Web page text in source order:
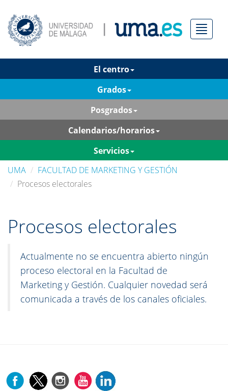
Menú
El centro
Grados
Posgrados
Calendarios/horarios
Servicios
UMA
FACULTAD DE MARKETING Y GESTIÓN
Procesos electorales
Procesos electorales
Actualmente no se encuentra abierto ningún
proceso electoral en la Facultad de
Marketing y Gestión. Cualquier novedad será
comunicada a través de los canales oficiales.